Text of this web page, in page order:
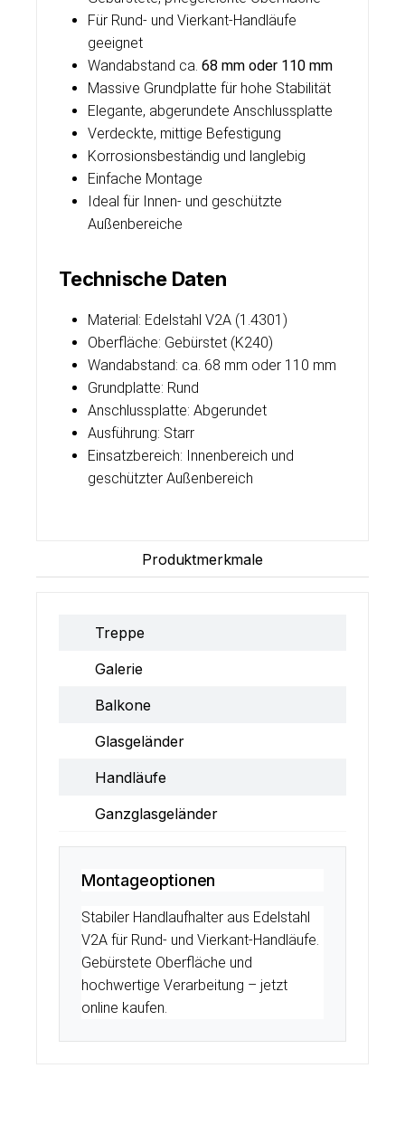
Für Rund- und Vierkant-Handläufe
geeignet
Wandabstand ca. 68 mm oder 110 mm
Massive Grundplatte für hohe Stabilität
Elegante, abgerundete Anschlussplatte
Verdeckte, mittige Befestigung
Korrosionsbeständig und langlebig
Einfache Montage
Ideal für Innen- und geschützte
Außenbereiche
Technische Daten
Material: Edelstahl V2A (1.4301)
Oberfläche: Gebürstet (K240)
Wandabstand: ca. 68 mm oder 110 mm
Grundplatte: Rund
Anschlussplatte: Abgerundet
Ausführung: Starr
Einsatzbereich: Innenbereich und
geschützter Außenbereich
Produktmerkmale
Treppe
Galerie
Balkone
Glasgeländer
Handläufe
Ganzglasgeländer
Montageoptionen
Stabiler Handlaufhalter aus Edelstahl
V2A für Rund- und Vierkant-Handläufe.
Gebürstete Oberfläche und
hochwertige Verarbeitung – jetzt
online kaufen.